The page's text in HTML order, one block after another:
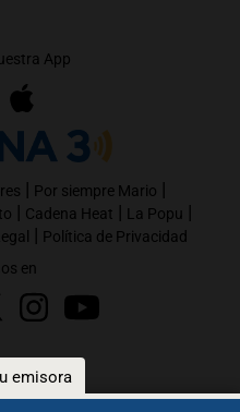
emisora
App
| Por siempre Mario |
| Cadena Heat | La Popu |
| Política de Privacidad
en